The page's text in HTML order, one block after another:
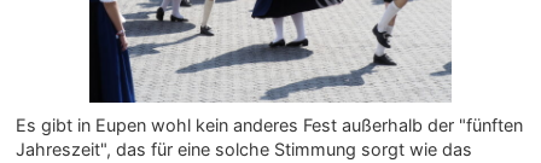
Drohnen mit Strengstoff? War es Russland?
08.08.2026 - 13:03 von WK zu
Kollision zwischen Autofahrer und Radfahrer an RAVeL-Weg
08.08.2026 - 12:56 von WK zu
Wasserstand des Rheins in NRW so niedrig wie noch nie
Es gibt in Eupen wohl kein anderes Fest außerhalb der "fünften
Jahreszeit", das für eine solche Stimmung sorgt wie das